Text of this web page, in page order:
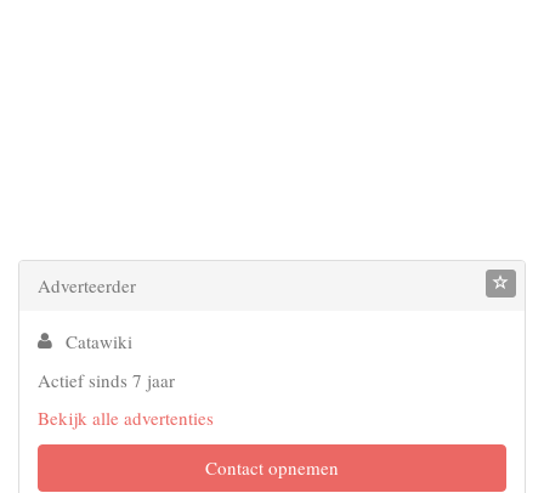
Adverteerder
Catawiki
Actief sinds 7 jaar
Bekijk alle advertenties
Contact opnemen